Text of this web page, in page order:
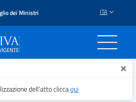
dei Ministri ITA
- Il portale ×
dell’atto cliccaqui